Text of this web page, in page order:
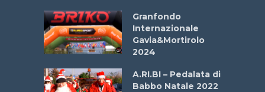
Granfondo
Internazionale
Gavia&Mortirolo
2024
A.RI.BI – Pedalata di
Babbo Natale 2022